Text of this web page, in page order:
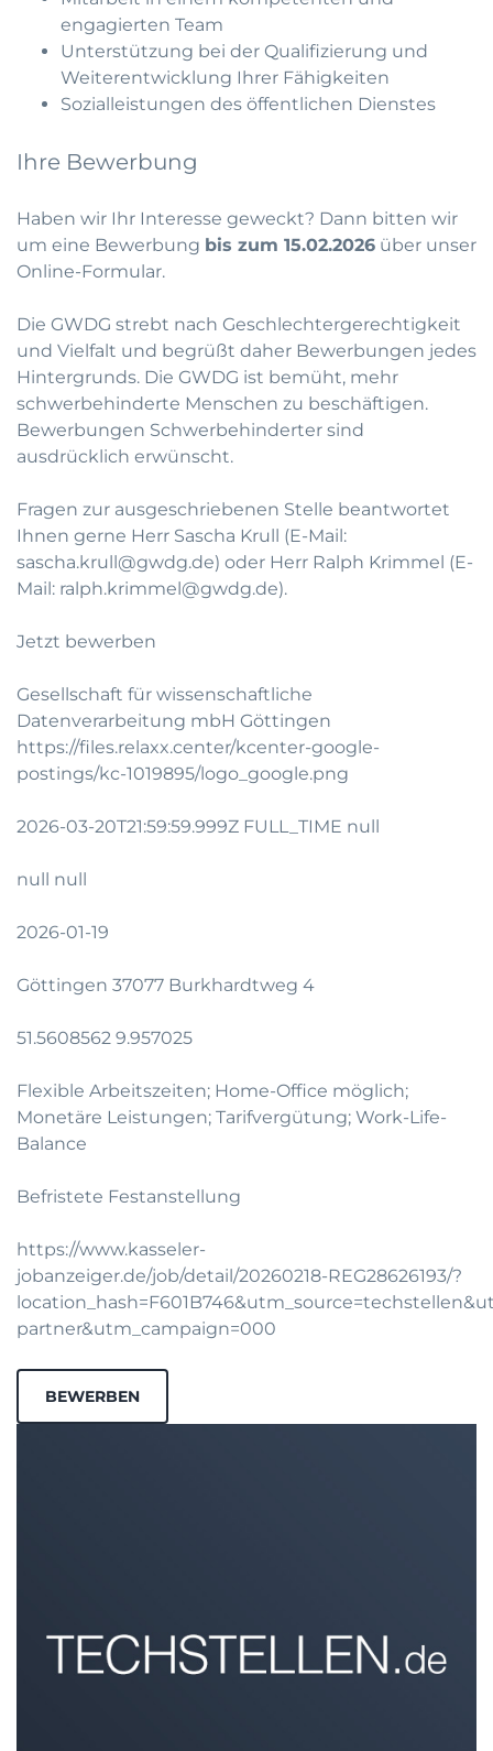
engagierten Team
Unterstützung bei der Qualifizierung und
Weiterentwicklung Ihrer Fähigkeiten
Sozialleistungen des öffentlichen Dienstes
Ihre Bewerbung
Haben wir Ihr Interesse geweckt? Dann bitten wir
um eine Bewerbung bis zum 15.02.2026 über unser
Online-Formular.
Die GWDG strebt nach Geschlechtergerechtigkeit
und Vielfalt und begrüßt daher Bewerbungen jedes
Hintergrunds. Die GWDG ist bemüht, mehr
schwerbehinderte Menschen zu beschäftigen.
Bewerbungen Schwerbehinderter sind
ausdrücklich erwünscht.
Fragen zur ausgeschriebenen Stelle beantwortet
Ihnen gerne Herr Sascha Krull (E-Mail:
sascha.krull@gwdg.de) oder Herr Ralph Krimmel (E-
Mail: ralph.krimmel@gwdg.de).
Jetzt bewerben
Gesellschaft für wissenschaftliche
Datenverarbeitung mbH Göttingen
https://files.relaxx.center/kcenter-google-
postings/kc-1019895/logo_google.png
2026-03-20T21:59:59.999Z FULL_TIME null
null null
2026-01-19
Göttingen 37077 Burkhardtweg 4
51.5608562 9.957025
Flexible Arbeitszeiten; Home-Office möglich;
Monetäre Leistungen; Tarifvergütung; Work-Life-
Balance
Befristete Festanstellung
https://www.kasseler-
jobanzeiger.de/job/detail/20260218-REG28626193/?
partner&utm_campaign=000
BEWERBEN